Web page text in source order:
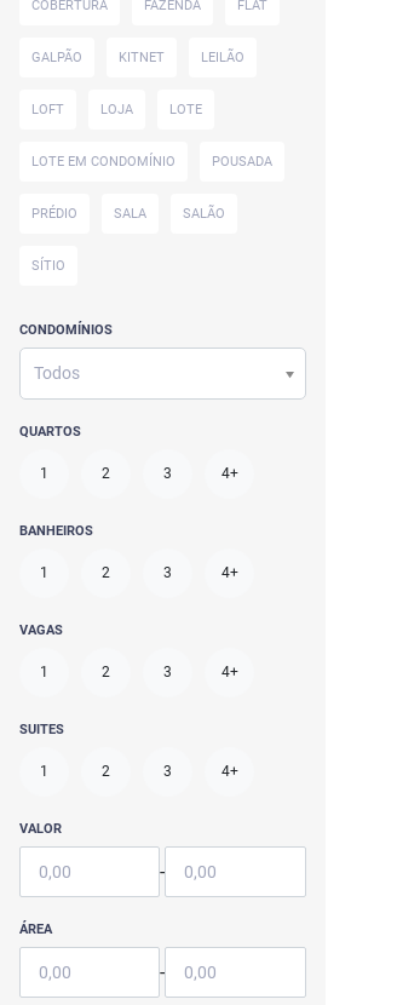
COBERTURA FAZENDA FLAT
GALPÃO KITNET LEILÃO
LOFT LOJA LOTE
LOTE EM CONDOMÍNIO POUSADA
PRÉDIO SALA SALÃO
SÍTIO
CONDOMÍNIOS
Todos
QUARTOS
1 2 3 4+
BANHEIROS
1 2 3 4+
VAGAS
1 2 3 4+
SUITES
1 2 3 4+
VALOR
-
ÁREA
-